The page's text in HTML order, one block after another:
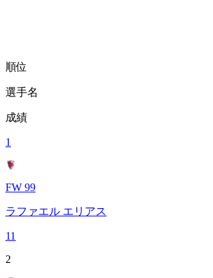
順位
選手名
成績
1
FW 99
ラファエル エリアス
11
2